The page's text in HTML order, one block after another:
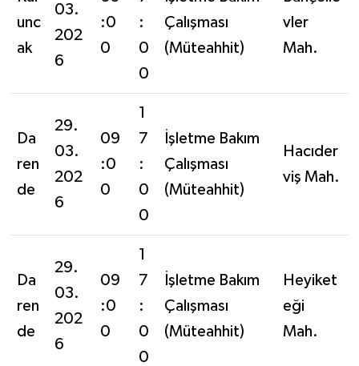
unc
ak
03.
202
6
:0
0
:
0
0
Çalışması
(Müteahhit)
vler
Mah.
Da
ren
de
29.
03.
202
6
09
:0
0
1
7
:
0
0
İşletme Bakım
Çalışması
(Müteahhit)
Hacıder
viş Mah.
Da
ren
de
29.
03.
202
6
09
:0
0
1
7
:
0
0
İşletme Bakım
Çalışması
(Müteahhit)
Heyiket
eği
Mah.